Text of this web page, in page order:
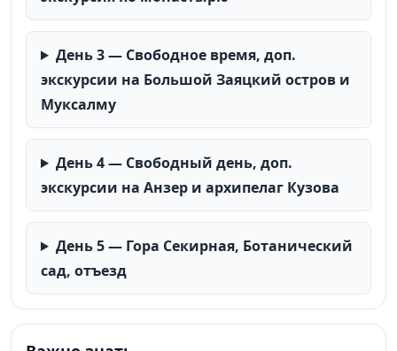
День 3 — Свободное время, доп.
экскурсии на Большой Заяцкий остров и
Муксалму
День 4 — Свободный день, доп.
экскурсии на Анзер и архипелаг Кузова
День 5 — Гора Секирная, Ботанический
сад, отъезд